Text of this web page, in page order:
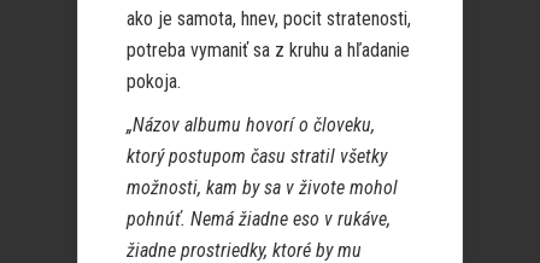
ako je samota, hnev, pocit stratenosti,
potreba vymaniť sa z kruhu a hľadanie
pokoja.
„Názov albumu hovorí o človeku,
ktorý postupom času stratil všetky
možnosti, kam by sa v živote mohol
pohnúť. Nemá žiadne eso v rukáve,
žiadne prostriedky, ktoré by mu